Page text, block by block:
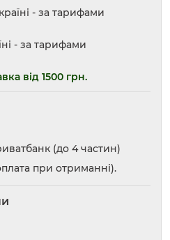
- за тарифами
- за тарифами
від 1500 грн.
(до 4 частин)
при отриманні).